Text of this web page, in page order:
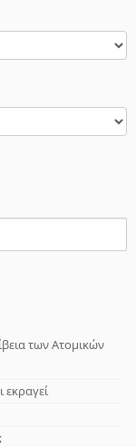
των Ατομικών
εκραγεί